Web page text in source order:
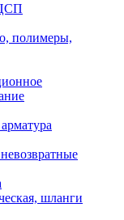
полимеры,
шланги